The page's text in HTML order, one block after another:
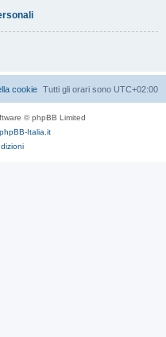
Tutti gli orari sono UTC+02:00
cookie
© phpBB Limited
phpBB-Italia.it